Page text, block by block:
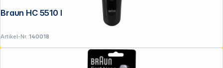
Braun HC 5510 HairClipper
Artikel-Nr.:140018